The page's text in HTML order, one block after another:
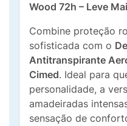
Wood 72h – Leve
Combine proteção
sofisticada com o
Antitranspirante
Cimed. Ideal para
personalidade, a
amadeiradas
sensação de